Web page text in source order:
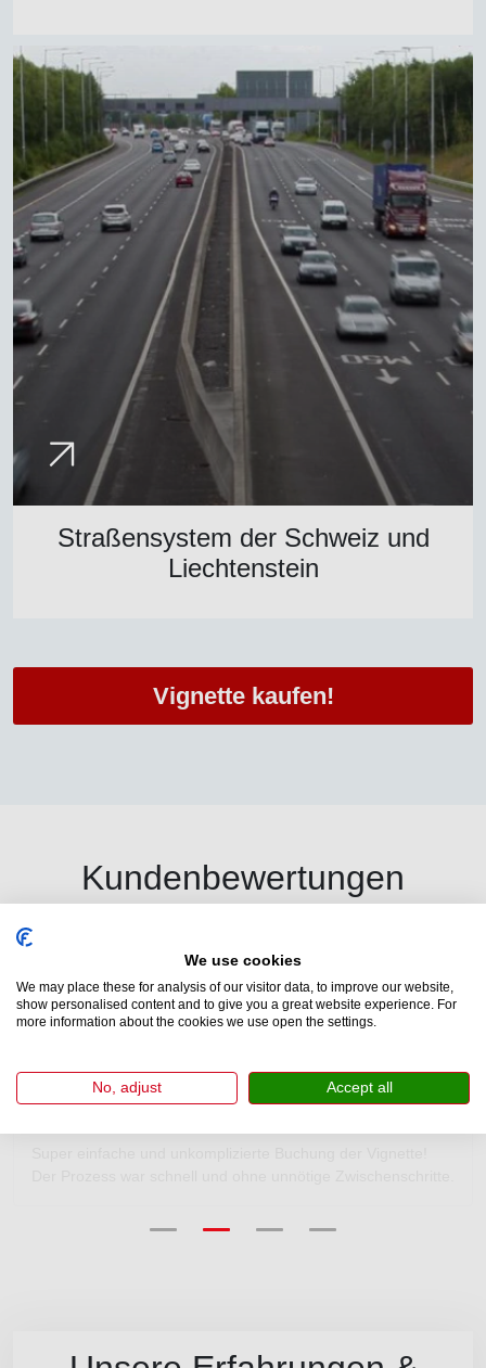
Straßensystem der Schweiz und
Liechtenstein
Vignette kaufen!
Kundenbewertungen
Wir haben Tausenden von Fahrern beim Kauf einer offiziellen
Schweizer E-Vignette geholfen. Unsere Kunden bewerten uns auf
Trustpilot mit 4,7 von 5 Punkten.
We use cookies
We may place these for analysis of our visitor data, to improve our website,
show personalised content and to give you a great website experience. For
more information about the cookies we use open the settings.
No, adjust Accept all